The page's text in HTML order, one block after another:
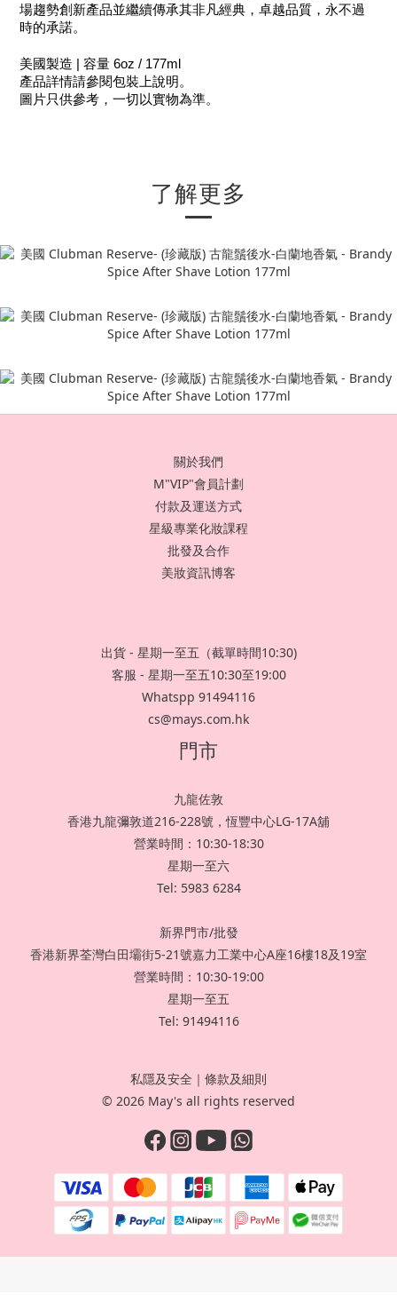
場趨勢創新產品並繼續傳承其非凡經典，卓越品質，永不過
時的承諾。
美國製造 | 容量 6oz / 177ml
產品詳情請參閱包裝上說明。
圖片只供參考，一切以實物為準。
了解更多
關於我們
M"VIP"會員計劃
付款及運送方式
星級專業化妝課程
批發及合作
美妝資訊博客
出貨 - 星期一至五（截單時間10:30)
客服 - 星期一至五10:30至19:00
Whatspp 91494116
cs@mays.com.hk
門市
九龍佐敦
香港九龍彌敦道216-228號，恆豐中心LG-17A舖
營業時間：10:30-18:30
星期一至六
Tel: 5983 6284
新界門市/批發
香港新界荃灣白田壩街5-21號嘉力工業中心A座16樓18及19室
營業時間：10:30-19:00
星期一至五
Tel: 91494116
私隱及安全 ｜ 條款及細則
© 2026 May's all rights reserved